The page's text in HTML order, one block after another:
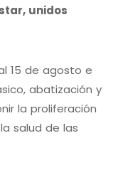
unidos
15 de agosto e
abatización y
la proliferación
salud de las